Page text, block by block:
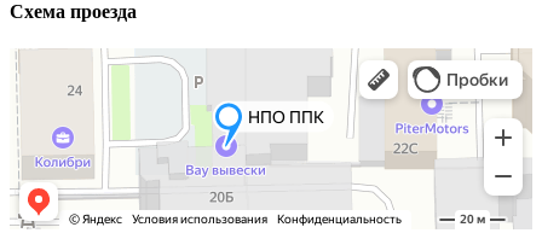
Схема проезда